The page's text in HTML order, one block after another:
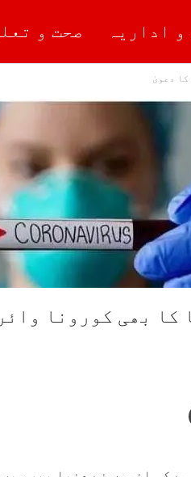
و اداریہ صحت و
دعویٰ
کا بھی کورونا